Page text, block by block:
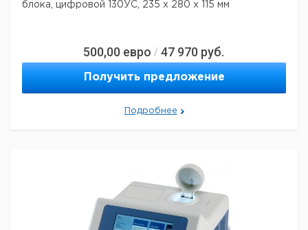
блока, цифровой 130ЎC, 235 х 280 х 115 мм
500,00 евро / 47 970 руб.
Получить предложение
Подробнее